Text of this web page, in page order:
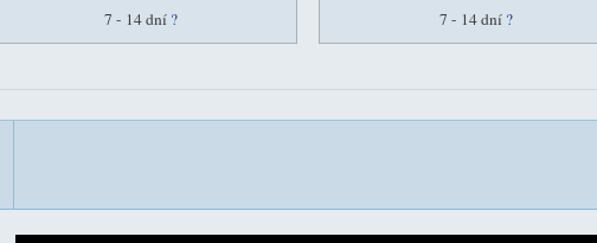
7 - 14 dní ? 7 - 14 dní ?